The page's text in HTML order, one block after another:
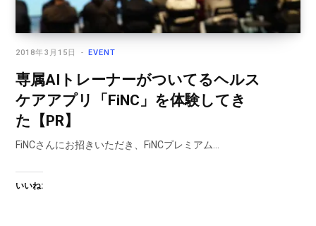
EVENT
2018年3月15日
専属AIトレーナーがついてるヘルス
ケアアプリ「FiNC」を体験してき
た【PR】
FiNCさんにお招きいただき、FiNCプレミアム…
いいね: